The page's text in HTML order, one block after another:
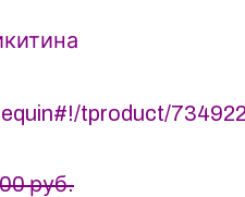
tproduct/
руб.